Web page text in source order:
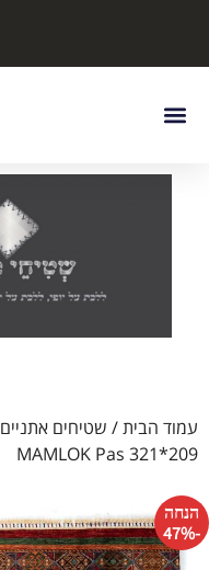
עמוד הבית/ שטיחים אתניים
MAMLOK Pas 321*209
הנחה
-47%